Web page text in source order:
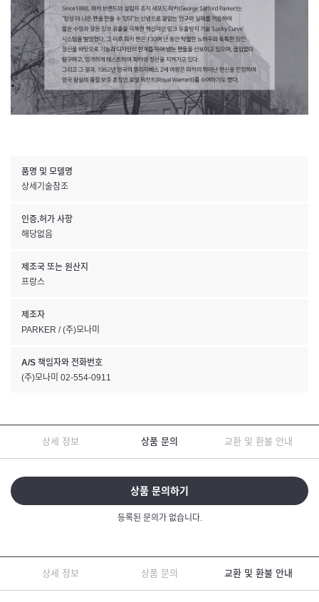
품명 및 모델명
상세기술참조
인증.허가 사항
해당없음
제조국 또는 원산지
프랑스
제조자
PARKER / (주)모나미
A/S 책임자와 전화번호
(주)모나미 02-554-0911
상세 정보 상품 문의 교환 및 환불 안내
상품 문의하기
등록된 문의가 없습니다.
상세 정보 상품 문의 교환 및 환불 안내